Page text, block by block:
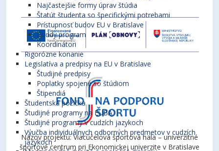
Najčastejšie formy úprav štúdia
Štatút študenta so špecifickými potrebami
Prístupnosť budov EU v Bratislave
Buddy program
Koordinátori
Rigorózne konanie
Legislatíva a predpisy na EU v Bratislave
Študijné predpisy
Poplatky spojené so štúdiom
Štipendiá
Študentská pôžička
Študijné programy na EUBA
Študijné programy v cudzích jazykoch
Výučba individuálnych odborných predmetov v cudzích
jazykoch
Názov projektu: Viacúčelová športová hala – univerzitné
športové centrum pri Ekonomickej univerzite v Bratislave